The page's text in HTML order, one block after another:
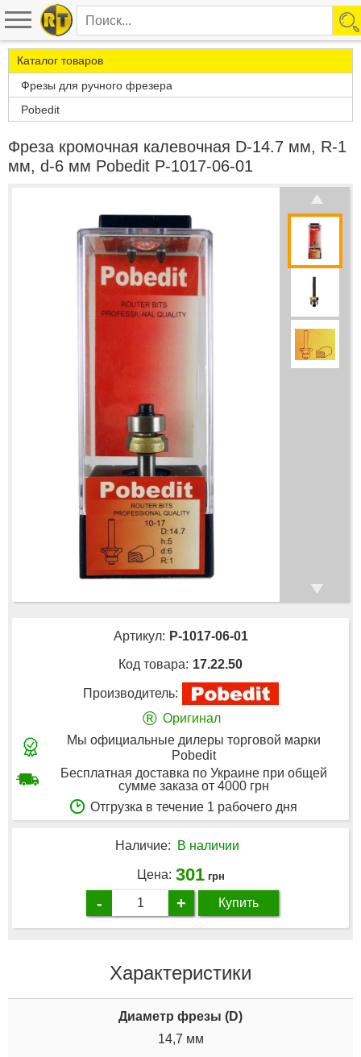
Каталог товаров
Фрезы для ручного фрезера
Pobedit
Фреза кромочная калевочная D-14.7 мм, R-1
мм, d-6 мм Pobedit P-1017-06-01
Артикул: P-1017-06-01
Код товара: 17.22.50
Производитель:
® Оригинал
Мы официальные дилеры торговой марки
Pobedit
Бесплатная доставка по Украине при общей
сумме заказа от 4000 грн
Отгрузка в течение 1 рабочего дня
Наличие: В наличии
Цена: 301 грн
- + Купить
Характеристики
Диаметр фрезы (D)
14,7 мм